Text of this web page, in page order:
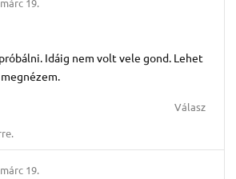
márc 19.
Idáig nem volt vele gond. Lehet
Válasz
márc 19.